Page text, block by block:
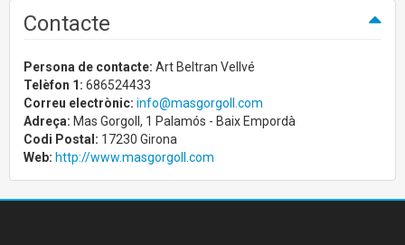
Contacte
Persona de contacte: Art Beltran Vellvé
Telèfon 1: 686524433
Correu electrònic: info@masgorgoll.com
Adreça: Mas Gorgoll, 1 Palamós - Baix Empordà
Codi Postal: 17230 Girona
Web: http://www.masgorgoll.com